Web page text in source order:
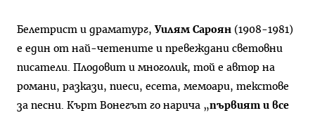
Белетрист и драматург, Уилям Сароян (1908-1981)
е един от най-четените и превеждани световни
писатели. Плодовит и многолик, той е автор на
романи, разкази, пиеси, есета, мемоари, текстове
за песни. Кърт Вонегът го нарича „първият и все